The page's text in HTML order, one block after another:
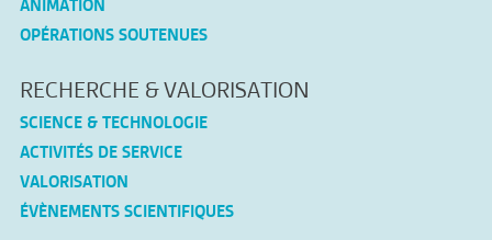
ANIMATION
OPÉRATIONS SOUTENUES
RECHERCHE & VALORISATION
SCIENCE & TECHNOLOGIE
ACTIVITÉS DE SERVICE
VALORISATION
ÉVÈNEMENTS SCIENTIFIQUES